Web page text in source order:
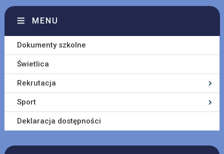
MENU
Dokumenty szkolne
Świetlica
Rekrutacja
Sport
Deklaracja dostępności